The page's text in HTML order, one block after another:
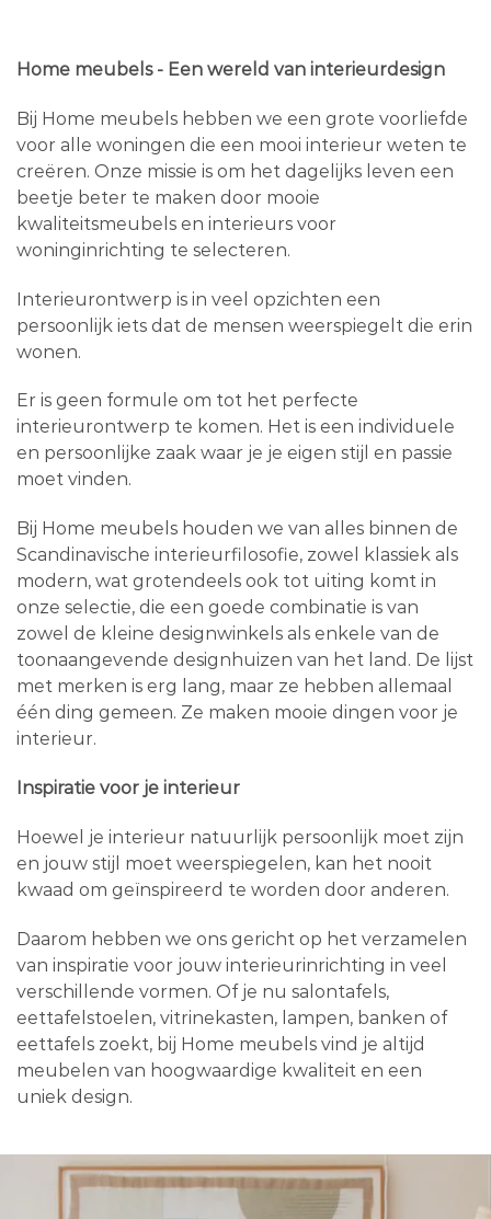
Home meubels - Een wereld van interieurdesign
Bij Home meubels hebben we een grote voorliefde
voor alle woningen die een mooi interieur weten te
creëren. Onze missie is om het dagelijks leven een
beetje beter te maken door mooie
kwaliteitsmeubels en interieurs voor
woninginrichting te selecteren.
Interieurontwerp is in veel opzichten een
persoonlijk iets dat de mensen weerspiegelt die erin
wonen.
Er is geen formule om tot het perfecte
interieurontwerp te komen. Het is een individuele
en persoonlijke zaak waar je je eigen stijl en passie
moet vinden.
Bij Home meubels houden we van alles binnen de
Scandinavische interieurfilosofie, zowel klassiek als
modern, wat grotendeels ook tot uiting komt in
onze selectie, die een goede combinatie is van
zowel de kleine designwinkels als enkele van de
toonaangevende designhuizen van het land. De lijst
met merken is erg lang, maar ze hebben allemaal
één ding gemeen. Ze maken mooie dingen voor je
interieur.
Inspiratie voor je interieur
Hoewel je interieur natuurlijk persoonlijk moet zijn
en jouw stijl moet weerspiegelen, kan het nooit
kwaad om geïnspireerd te worden door anderen.
Daarom hebben we ons gericht op het verzamelen
van inspiratie voor jouw interieurinrichting in veel
verschillende vormen. Of je nu salontafels,
eettafelstoelen, vitrinekasten, lampen, banken of
eettafels zoekt, bij Home meubels vind je altijd
meubelen van hoogwaardige kwaliteit en een
uniek design.